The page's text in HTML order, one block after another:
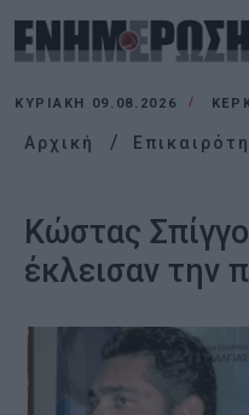
ΚΥΡΙΑΚΉ 09.08.2026
Αρχική
Κώστας
έκλεισαν την